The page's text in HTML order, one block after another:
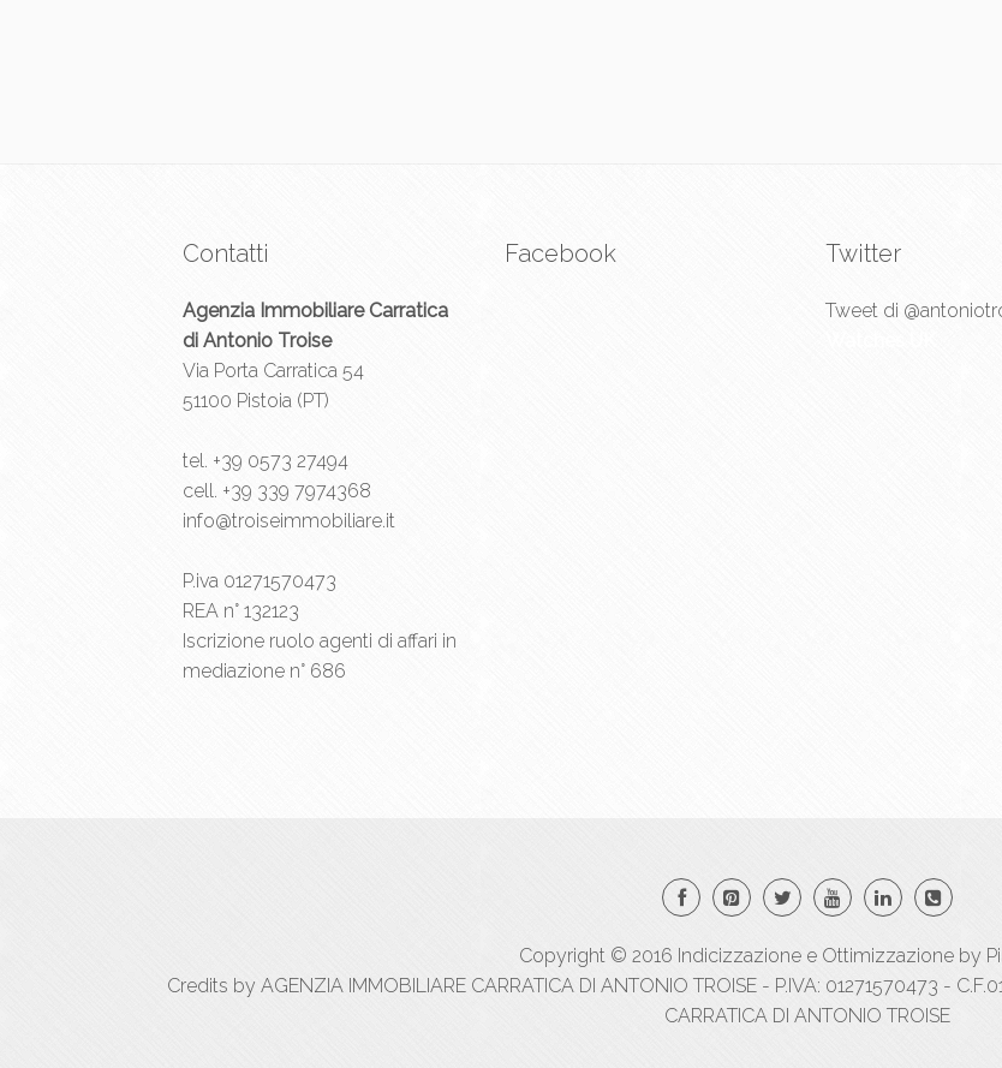
Contatti
Agenzia Immobiliare Carratica
di Antonio Troise
Via Porta Carratica 54
51100 Pistoia (PT)
tel. +39 0573 27494
cell. +39 339 7974368
info@troiseimmobiliare.it
P.iva 01271570473
REA n° 132123
Iscrizione ruolo agenti di affari in
mediazione n° 686
Facebook Twitter
Tweet di
Copyright © 2016 Indicizzazionee Ottimizzazioneby
Credits by AGENZIA IMMOBILIARE CARRATICA DI ANTONIO TROISE - P.IVA: 01271570473 -
CARRATICA DI ANTONIO TROISE